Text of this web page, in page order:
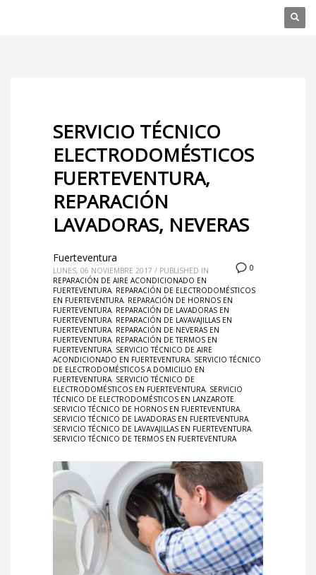
SERVICIO TÉCNICO
ELECTRODOMÉSTICOS
FUERTEVENTURA,
REPARACIÓN
LAVADORAS, NEVERAS
0
Fuerteventura
LUNES, 06 NOVIEMBRE 2017 / PUBLISHED IN
REPARACIÓN DE AIRE ACONDICIONADO EN
FUERTEVENTURA, REPARACIÓN DE ELECTRODOMÉSTICOS
EN FUERTEVENTURA, REPARACIÓN DE HORNOS EN
FUERTEVENTURA, REPARACIÓN DE LAVADORAS EN
FUERTEVENTURA, REPARACIÓN DE LAVAVAJILLAS EN
FUERTEVENTURA, REPARACIÓN DE NEVERAS EN
FUERTEVENTURA, REPARACIÓN DE TERMOS EN
FUERTEVENTURA, SERVICIO TÉCNICO DE AIRE
ACONDICIONADO EN FUERTEVENTURA, SERVICIO TÉCNICO
DE ELECTRODOMÉSTICOS A DOMICILIO EN
FUERTEVENTURA, SERVICIO TÉCNICO DE
ELECTRODOMÉSTICOS EN FUERTEVENTURA, SERVICIO
TÉCNICO DE ELECTRODOMÉSTICOS EN LANZAROTE,
SERVICIO TÉCNICO DE HORNOS EN FUERTEVENTURA,
SERVICIO TÉCNICO DE LAVADORAS EN FUERTEVENTURA,
SERVICIO TÉCNICO DE LAVAVAJILLAS EN FUERTEVENTURA,
SERVICIO TÉCNICO DE TERMOS EN FUERTEVENTURA